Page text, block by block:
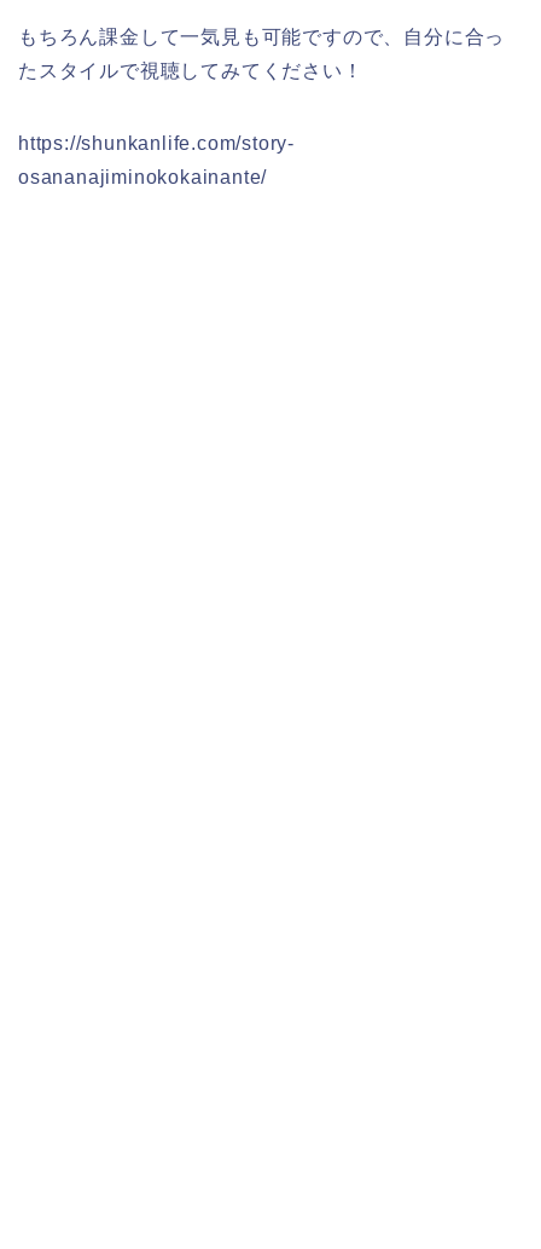
もちろん課金して一気見も可能ですので、自分に合っ
たスタイルで視聴してみてください！
https://shunkanlife.com/story-
osananajiminokokainante/